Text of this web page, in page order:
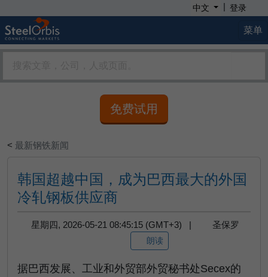
中文 | 登录
菜单
免费试用
< 最新钢铁新闻
韩国超越中国，成为巴西最大的外国
冷轧钢板供应商
星期四, 2026-05-21 08:45:15 (GMT+3) | 圣保罗
朗读
据巴西发展、工业和外贸部外贸秘书处Secex的